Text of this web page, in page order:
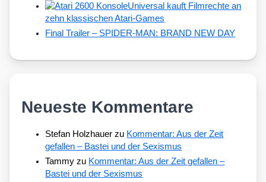
Universal kauft Filmrechte an
zehn klassischen Atari-Games
Final Trailer – SPIDER-MAN: BRAND NEW DAY
Neueste Kommentare
Stefan Holzhauer zu Kommentar: Aus der Zeit
gefallen – Bastei und der Sexismus
Tammy zu Kommentar: Aus der Zeit gefallen –
Bastei und der Sexismus